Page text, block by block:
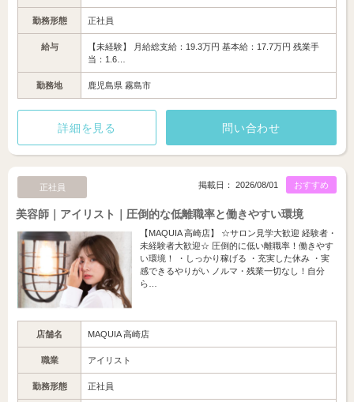
勤務形態 正社員
給与
【未経験】 月給総支給：19.3万円 基本給：17.7万円 残業手
当：1.6…
勤務地 鹿児島県 霧島市
詳細を見る 問い合わせ
正社員 おすすめ
掲載日： 2026/08/01
美容師｜アイリスト｜圧倒的な低離職率と働きやすい環境
【MAQUIA 高崎店】 ☆サロン見学大歓迎 経験者・
未経験者大歓迎☆ 圧倒的に低い離職率！働きやす
い環境！ ・しっかり稼げる ・充実した休み ・実
感できるやりがい ノルマ・残業一切なし！自分
ら…
店舗名 MAQUIA 高崎店
職業 アイリスト
勤務形態 正社員